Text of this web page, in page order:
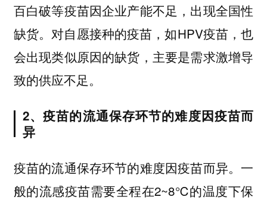
百白破等疫苗因企业产能不足，出现全国性
缺货。对自愿接种的疫苗，如HPV疫苗，也
会出现类似原因的缺货，主要是需求激增导
致的供应不足。
2、疫苗的流通保存环节的难度因疫苗而
异
疫苗的流通保存环节的难度因疫苗而异。 一
般的流感疫苗需要全程在2~8℃的温度下保